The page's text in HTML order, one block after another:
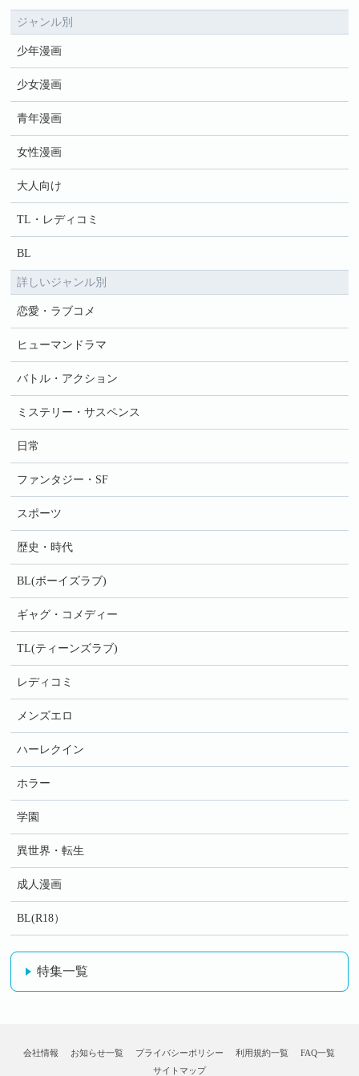
ジャンル別
少年漫画
少女漫画
青年漫画
女性漫画
大人向け
TL・レディコミ
BL
詳しいジャンル別
恋愛・ラブコメ
ヒューマンドラマ
バトル・アクション
ミステリー・サスペンス
日常
ファンタジー・SF
スポーツ
歴史・時代
BL(ボーイズラブ)
ギャグ・コメディー
TL(ティーンズラブ)
レディコミ
メンズエロ
ハーレクイン
ホラー
学園
異世界・転生
成人漫画
BL(R18）
特集一覧
会社情報 お知らせ一覧 プライバシーポリシー 利用規約一覧
FAQ一覧
サイトマップ